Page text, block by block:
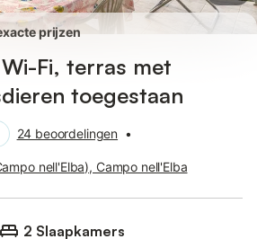
prijzen
Fi, terras met
toegestaan
24 beoordelingen •
nell'Elba), Campo nell'Elba
2 Slaapkamers